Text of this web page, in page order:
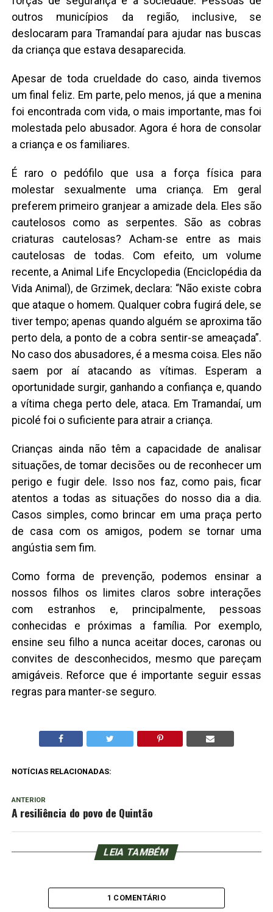
outros municípios da região, inclusive, se
deslocaram para Tramandaí para ajudar nas buscas
da criança que estava desaparecida.
Apesar de toda crueldade do caso, ainda tivemos
um final feliz. Em parte, pelo menos, já que a menina
foi encontrada com vida, o mais importante, mas foi
molestada pelo abusador. Agora é hora de consolar
a criança e os familiares.
É raro o pedófilo que usa a força física para
molestar sexualmente uma criança. Em geral
preferem primeiro granjear a amizade dela. Eles são
cautelosos como as serpentes. São as cobras
criaturas cautelosas? Acham-se entre as mais
cautelosas de todas. Com efeito, um volume
recente, a Animal Life Encyclopedia (Enciclopédia da
Vida Animal), de Grzimek, declara: “Não existe cobra
que ataque o homem. Qualquer cobra fugirá dele, se
tiver tempo; apenas quando alguém se aproxima tão
perto dela, a ponto de a cobra sentir-se ameaçada”.
No caso dos abusadores, é a mesma coisa. Eles não
saem por aí atacando as vítimas. Esperam a
oportunidade surgir, ganhando a confiança e, quando
a vítima chega perto dele, ataca. Em Tramandaí, um
picolé foi o suficiente para atrair a criança.
Crianças ainda não têm a capacidade de analisar
situações, de tomar decisões ou de reconhecer um
perigo e fugir dele. Isso nos faz, como pais, ficar
atentos a todas as situações do nosso dia a dia.
Casos simples, como brincar em uma praça perto
de casa com os amigos, podem se tornar uma
angústia sem fim.
Como forma de prevenção, podemos ensinar a
nossos filhos os limites claros sobre interações
com estranhos e, principalmente, pessoas
conhecidas e próximas a família. Por exemplo,
ensine seu filho a nunca aceitar doces, caronas ou
convites de desconhecidos, mesmo que pareçam
amigáveis. Reforce que é importante seguir essas
regras para manter-se seguro.
NOTÍCIAS RELACIONADAS:
ANTERIOR
A resiliência do povo de Quintão
LEIA TAMBÉM
1 COMENTÁRIO